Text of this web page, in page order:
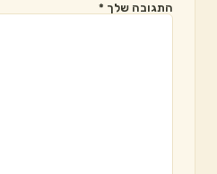
התגובה שלך *